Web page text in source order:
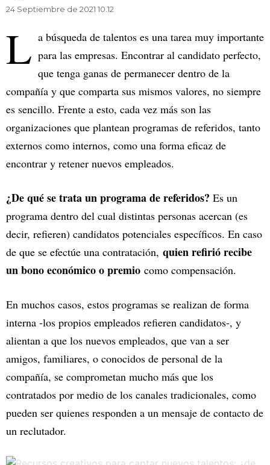
24 Septiembre de 2021 10.12
L a búsqueda de talentos es una tarea muy importante
para las empresas. Encontrar al candidato perfecto,
que tenga ganas de permanecer dentro de la
compañía y que comparta sus mismos valores, no siempre
es sencillo. Frente a esto, cada vez más son las
organizaciones que plantean programas de referidos, tanto
externos como internos, como una forma eficaz de
encontrar y retener nuevos empleados.
¿De qué se trata un programa de referidos? Es un
programa dentro del cual distintas personas acercan (es
decir, refieren) candidatos potenciales específicos. En caso
de que se efectúe una contratación, quien refirió recibe
un bono económico o premio como compensación.
En muchos casos, estos programas se realizan de forma
interna -los propios empleados refieren candidatos-, y
alientan a que los nuevos empleados, que van a ser
amigos, familiares, o conocidos de personal de la
compañía, se comprometan mucho más que los
contratados por medio de los canales tradicionales, como
pueden ser quienes responden a un mensaje de contacto de
un reclutador.